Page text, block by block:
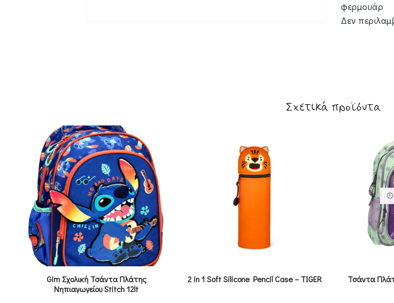
φερμουάρ
Δεν
Σχετικά προϊόντα
Gim Σχολική Τσάντα Πλάτης
Νηπιαγωγείου Stitch 12lt
2 in 1 Soft Silicone Pencil Case – TIGER Τσάντα